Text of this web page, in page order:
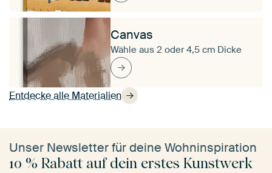
Entdecke alle Materialien
Canvas
Wähle aus 2 oder 4,5 cm Dicke
Unser Newsletter für deine Wohninspiration
10 % Rabatt auf dein erstes Kunstwerk